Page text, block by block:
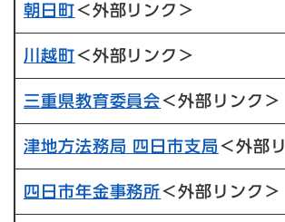
朝日町＜外部リンク＞
川越町＜外部リンク＞
三重県教育委員会＜外部リンク＞
津地方法務局 四日市支局​ ＜外部
四日市年金事務所＜外部リンク＞